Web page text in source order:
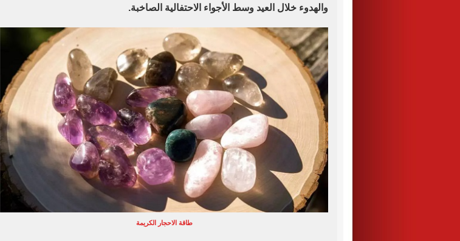
والهدوء خلال العيد وسط الأجواء الاحتفالية الصاخبة.
طاقة الاحجار الكريمة